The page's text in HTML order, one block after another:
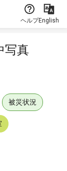
ヘルプEnglish
写真
被災状況